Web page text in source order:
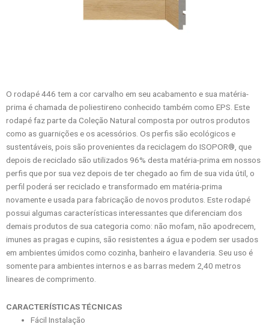
O rodapé 446 tem a cor carvalho em seu acabamento e sua matéria-
prima é chamada de poliestireno conhecido também como EPS. Este
rodapé faz parte da Coleção Natural composta por outros produtos
como as guarnições e os acessórios. Os perfis são ecológicos e
sustentáveis, pois são provenientes da reciclagem do ISOPOR®, que
depois de reciclado são utilizados 96% desta matéria-prima em nossos
perfis que por sua vez depois de ter chegado ao fim de sua vida útil, o
perfil poderá ser reciclado e transformado em matéria-prima
novamente e usada para fabricação de novos produtos. Este rodapé
possui algumas características interessantes que diferenciam dos
demais produtos de sua categoria como: não mofam, não apodrecem,
imunes as pragas e cupins, são resistentes a água e podem ser usados
em ambientes úmidos como cozinha, banheiro e lavanderia. Seu uso é
somente para ambientes internos e as barras medem 2,40 metros
lineares de comprimento.
CARACTERÍSTICAS TÉCNICAS
Fácil Instalação